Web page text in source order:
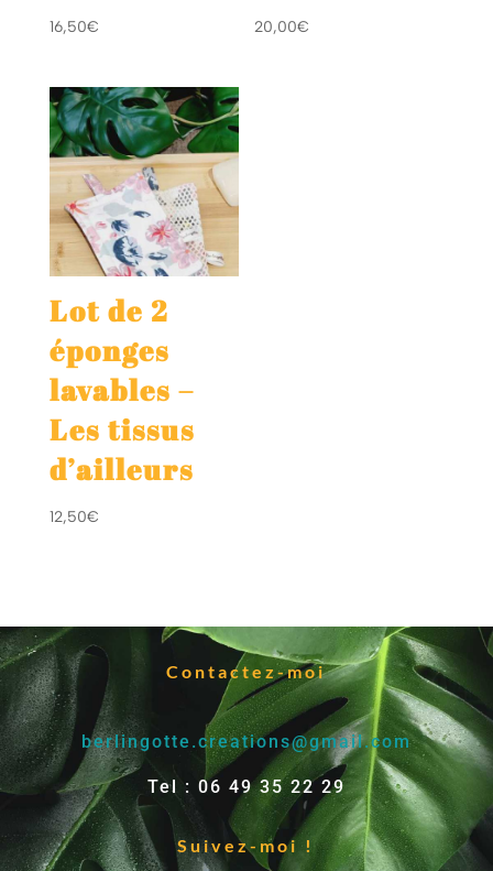
16,50€ 20,00€
Lot de 2
éponges
lavables –
Les tissus
d’ailleurs
12,50€
Contactez-moi
berlingotte.creations@gmail.com
Tel : 06 49 35 22 29
Suivez-moi !